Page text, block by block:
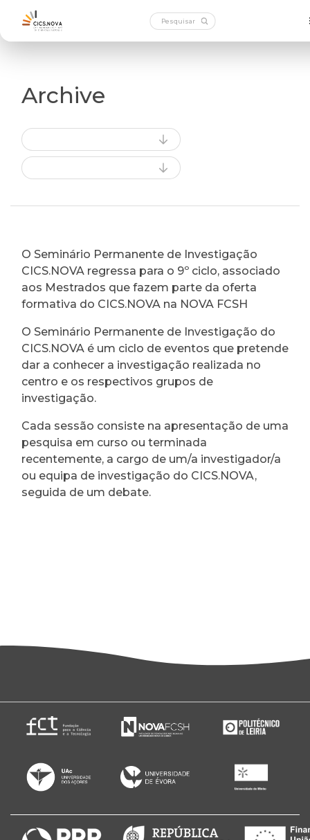
Archive
O Seminário Permanente de Investigação
CICS.NOVA regressa para o 9º ciclo, associado
aos Mestrados que fazem parte da oferta
formativa do CICS.NOVA na NOVA FCSH
O Seminário Permanente de Investigação do
CICS.NOVA é um ciclo de eventos que pretende
dar a conhecer a investigação realizada no
centro e os respectivos grupos de
investigação.
Cada sessão consiste na apresentação de uma
pesquisa em curso ou terminada
recentemente, a cargo de um/a investigador/a
ou equipa de investigação do CICS.NOVA,
seguida de um debate.